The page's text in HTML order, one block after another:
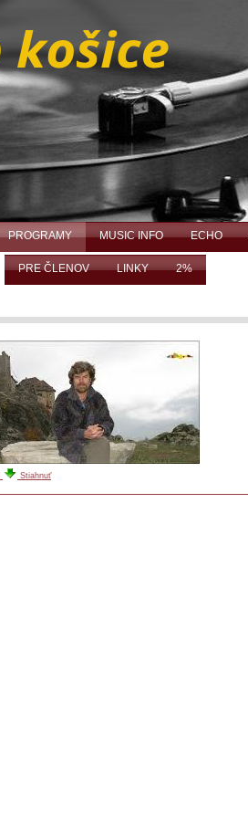
PROGRAMY MUSIC INFO ECHO
PRE ČLENOV LINKY 2%
Stiahnuť